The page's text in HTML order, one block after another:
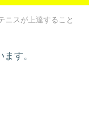
ニスが上達すること
す。